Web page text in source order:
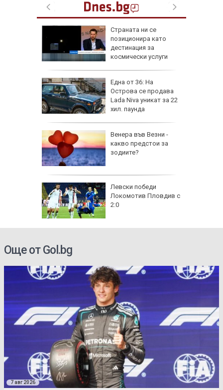
Страната ни се
позиционира като
дестинация за
космически услуги
Една от 36: На
Острова се продава
Lada Niva уникат за 22
хил. паунда
Венера във Везни -
какво предстои за
зодиите?
Левски победи
Локомотив Пловдив с
2:0
Още от Gol.bg
7 авг 2026